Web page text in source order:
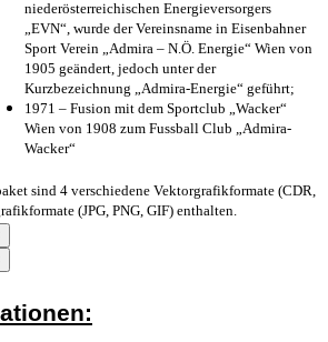
niederösterreichischen Energieversorgers
„EVN“, wurde der Vereinsname in Eisenbahner
Sport Verein „Admira – N.Ö. Energie“ Wien von
1905 geändert, jedoch unter der
Kurzbezeichnung „Admira-Energie“ geführt;
1971 – Fusion mit dem Sportclub „Wacker“
Wien von 1908 zum Fussball Club „Admira-
Wacker“
sind 4 verschiedene Vektorgrafikformate (CDR,
(JPG, PNG, GIF) enthalten.